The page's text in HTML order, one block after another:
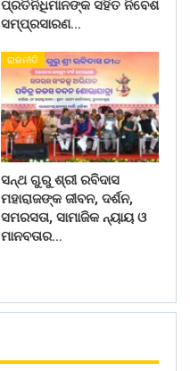
ପ୍ରତିନିଧିମାନଙ୍କ ସହିତ ନିବେଶ
ସମ୍ପ୍ରସାରଣ…
ରାଜନୀତି
ସନ୍ଥ ଗୁରୁ ଶ୍ରୀ ରବିଦାସ
ମହାରାଜଙ୍କ ଜୀବନ, ଦର୍ଶନ,
ସମରସତା, ସାମାଜିକ ନ୍ୟାୟ ଓ
ମାନବତାର…